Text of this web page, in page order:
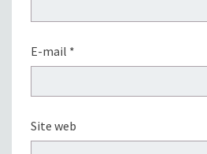
E-mail *
Site web